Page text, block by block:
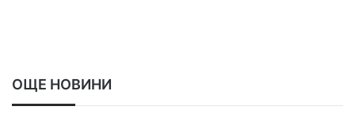
ОЩЕ НОВИНИ